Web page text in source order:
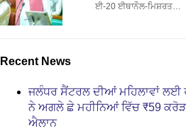
ਈ-20 ਈਥਾਨੌਲ-ਮਿਸ਼ਰਤ…
Recent News
ਜਲੰਧਰ ਸੈਂਟਰਲ ਦੀਆਂ ਮਹਿਲਾਵਾਂ ਲਈ
ਨੇ ਅਗਲੇ ਛੇ ਮਹੀਨਿਆਂ ਵਿੱਚ ₹59 ਕਰੋੜ
ਐਲਾਨ